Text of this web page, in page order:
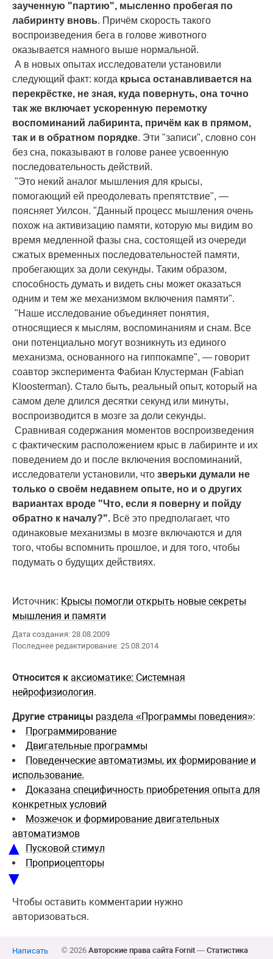
заученную "партию", мысленно пробегая по
лабиринту вновь. Причём скорость такого
воспроизведения бега в голове животного
оказывается намного выше нормальной.
А в новых опытах исследователи установили
следующий факт: когда крыса останавливается на
перекрёстке, не зная, куда повернуть, она точно
так же включает ускоренную перемотку
воспоминаний лабиринта, причём как в прямом,
так и в обратном порядке. Эти "записи", словно сон
без сна, показывают в голове ранее усвоенную
последовательность действий.
"Это некий аналог мышления для крысы,
помогающий ей преодолевать препятствие", —
поясняет Уилсон. "Данный процесс мышления очень
похож на активизацию памяти, которую мы видим во
время медленной фазы сна, состоящей из очереди
сжатых временных последовательностей памяти,
пробегающих за доли секунды. Таким образом,
способность думать и видеть сны может оказаться
одним и тем же механизмом включения памяти".
"Наше исследование объединяет понятия,
относящиеся к мыслям, воспоминаниям и снам. Все
они потенциально могут возникнуть из единого
механизма, основанного на гиппокампе", — говорит
соавтор эксперимента Фабиан Клустерман (Fabian
Kloosterman). Стало быть, реальный опыт, который на
самом деле длился десятки секунд или минуты,
воспроизводится в мозге за доли секунды.
Сравнивая содержания моментов воспроизведения
с фактическим расположением крыс в лабиринте и их
поведением до и после включения воспоминаний,
исследователи установили, что зверьки думали не
только о своём недавнем опыте, но и о других
вариантах вроде "Что, если я поверну и пойду
обратно к началу?". Всё это предполагает, что
одинаковые механизмы в мозге включаются и для
того, чтобы вспомнить прошлое, и для того, чтобы
подумать о будущих действиях.
Источник: Крысы помогли открыть новые секреты
мышления и памяти
Дата создания: 28.08.2009
Последнее редактирование: 25.08.2014
Относится к аксиоматике: Системная
нейрофизиология.
Другие страницы раздела «Программы поведения»:
Программирование
Двигательные программы
Поведенческие автоматизмы, их формирование и
использование.
Доказана специфичность приобретения опыта для
конкретных условий
Мозжечок и формирование двигательных
автоматизмов
Пусковой стимул
Проприоцепторы
Чтобы оставить комментарии нужно
авторизоваться.
Написать © 2026 Авторские права сайта Fornit— Статистика
▲
▼